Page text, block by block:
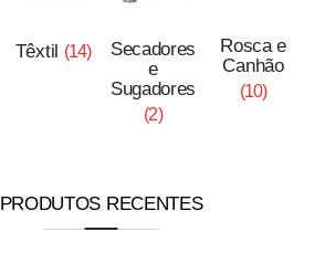
Têxtil (14)
Secadores
e
Sugadores
(2)
Rosca e
Canhão
(10)
PRODUTOS RECENTES